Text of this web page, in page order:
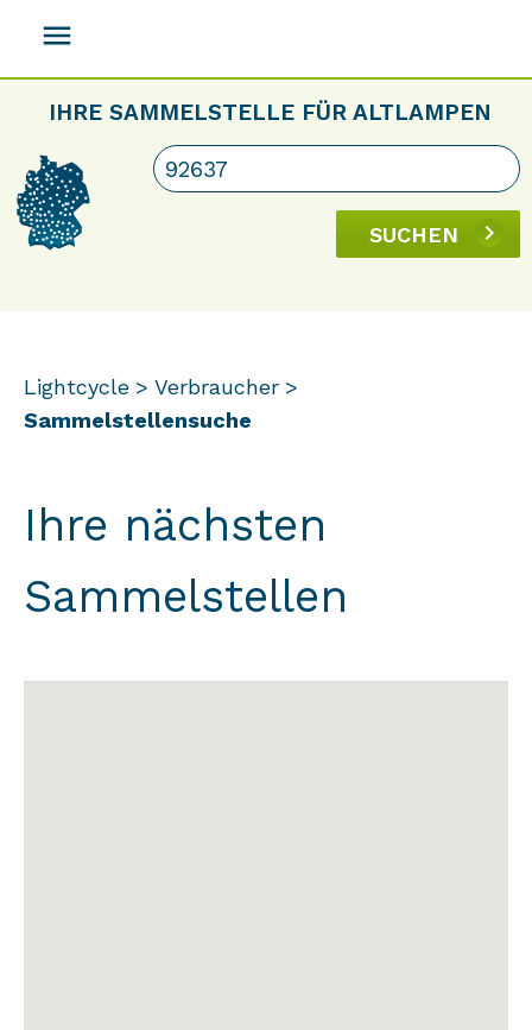
menu
IHRE SAMMELSTELLE FÜR ALTLAMPEN
SUCHEN
Lightcycle
Verbraucher
Sammelstellensuche
Ihre nächsten
Sammelstellen